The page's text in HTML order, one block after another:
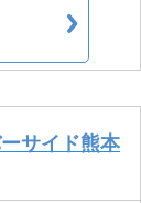
サイド熊本